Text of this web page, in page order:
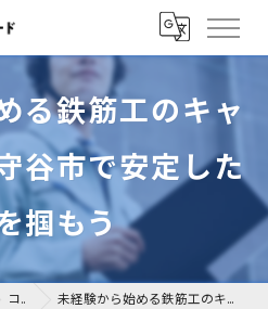
る鉄筋工のキャ
谷市で安定した
掴もう
コラム 未経験から始める鉄筋工のキャリア！茨城県守谷市で安定した未来を掴もう